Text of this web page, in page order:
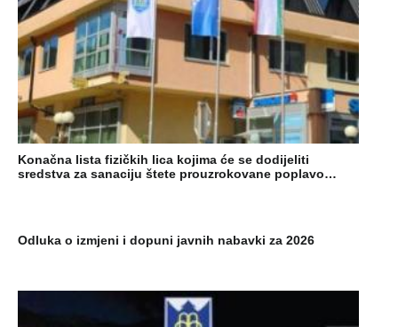
Konačna lista fizičkih lica kojima će se dodijeliti
sredstva za sanaciju štete prouzrokovane poplavo…
Odluka o izmjeni i dopuni javnih nabavki za 2026